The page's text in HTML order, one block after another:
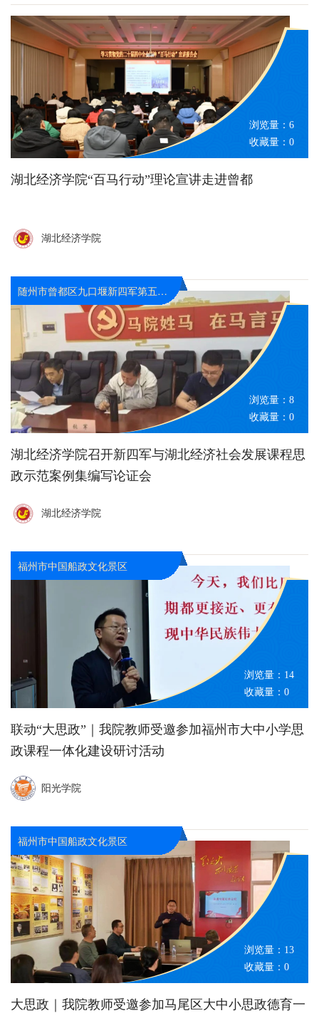
浏览量： 6
收藏量： 0
湖北经济学院“百马行动”理论宣讲走进曾都
湖北经济学院
随州市曾都区九口堰新四军第五师革命旧址纪念馆
浏览量： 8
收藏量： 0
湖北经济学院召开新四军与湖北经济社会发展课程思
政示范案例集编写论证会
湖北经济学院
福州市中国船政文化景区
浏览量： 14
收藏量： 0
联动“大思政”｜我院教师受邀参加福州市大中小学思
政课程一体化建设研讨活动
阳光学院
福州市中国船政文化景区
浏览量： 13
收藏量： 0
大思政｜我院教师受邀参加马尾区大中小思政德育一